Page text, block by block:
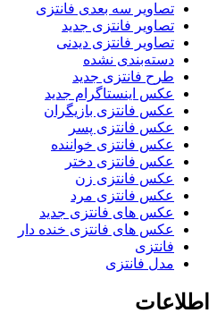
تصاویر سه بعدی فانتزی
تصاویر فانتزی جدید
تصاویر فانتزی دیدنی
دسته‌بندی نشده
طرح فانتزی جدید
عکس اینستاگرام جدید
عکس فانتزی بازیگران
عکس فانتزی پسر
عکس فانتزی خواننده
عکس فانتزی دختر
عکس فانتزی زن
عکس فانتزی مرد
عکس های فانتزی جدید
عکس های فانتزی خنده دار
فانتزی
مدل فانتزی
اطلاعات